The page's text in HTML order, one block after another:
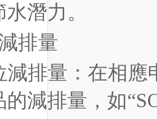
潛力。
排量
減排量：在相應
的減排量，如